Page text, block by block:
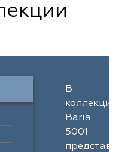
В
коллекции
Baria
5001